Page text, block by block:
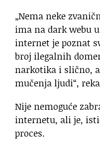
„Nema neke
ima na dark webu
internet je poznat
broj ilegalnih
narkotika i slično,
mučenja ljudi“,
Nije nemoguće
internetu, ali je,
proces.